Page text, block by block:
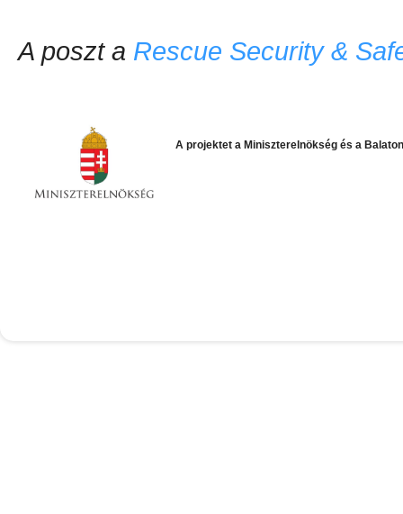
A poszt a Rescue Security &
A projektet a Miniszterelnökség és a